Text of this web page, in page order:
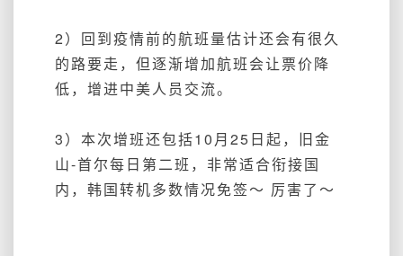
2）回到疫情前的航班量估计还会有很久
的路要走，但逐渐增加航班会让票价降
低，增进中美人员交流。
3）本次增班还包括10月25日起，旧金
山-首尔每日第二班，非常适合衔接国
内，韩国转机多数情况免签～ 厉害了～